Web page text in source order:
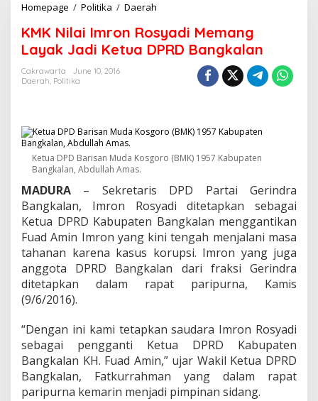
Homepage / Politika / Daerah
K
N
i
r
n
y
a
d
i
M
e
m
g
a
y
a
k
KMK Nilai Imron Rosyadi Memang
Layak Jadi Ketua DPRD Bangkalan
Cakrawarta
June 10, 2016
Daerah, Politika
Ketua DPD Barisan Muda Kosgoro (BMK) 1957 Kabupaten
Bangkalan, Abdullah Amas.
MADURA – Sekretaris DPD Partai Gerindra
Bangkalan, Imron Rosyadi ditetapkan sebagai
Ketua DPRD Kabupaten Bangkalan menggantikan
Fuad Amin Imron yang kini tengah menjalani masa
tahanan karena kasus korupsi. Imron yang juga
anggota DPRD Bangkalan dari fraksi Gerindra
ditetapkan dalam rapat paripurna, Kamis
(9/6/2016).
“Dengan ini kami tetapkan saudara Imron Rosyadi
sebagai pengganti Ketua DPRD Kabupaten
Bangkalan KH. Fuad Amin,” ujar Wakil Ketua DPRD
Bangkalan, Fatkurrahman yang dalam rapat
paripurna kemarin menjadi pimpinan sidang.